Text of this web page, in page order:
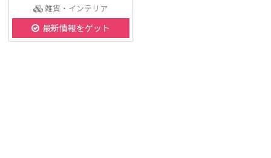
雑貨・インテリア
最新情報をゲット